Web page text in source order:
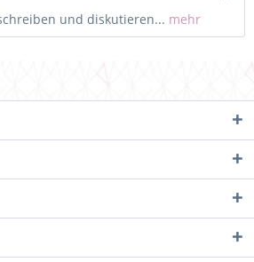
und diskutieren... mehr